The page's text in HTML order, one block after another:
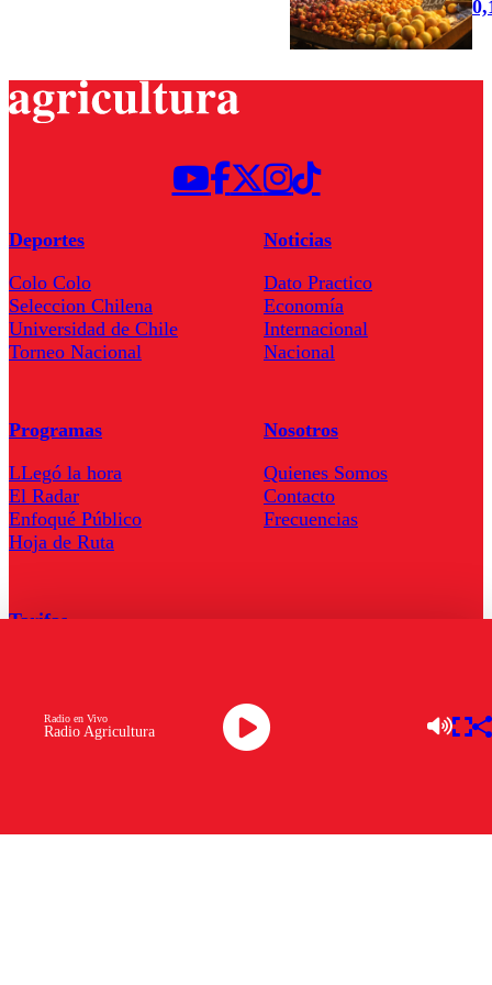
Radio Agricultura
Radio en Vivo
Deportes
Colo Colo
Seleccion Chilena
Universidad de Chile
Torneo Nacional
Noticias
Dato Practico
Economía
Internacional
Nacional
Programas
LLegó la hora
El Radar
Enfoqué Público
Hoja de Ruta
Nosotros
Quienes Somos
Contacto
Frecuencias
Tarifas
Descarga la APP